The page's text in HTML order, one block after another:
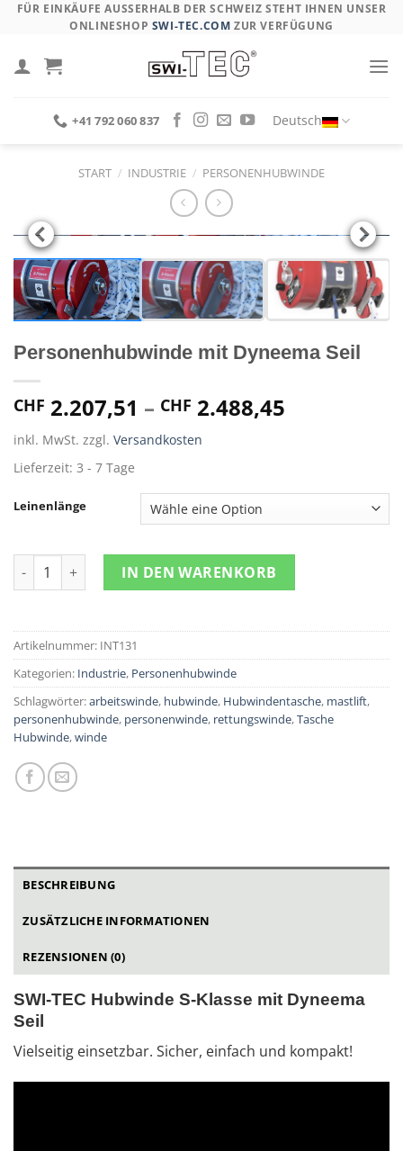
Skip
content
FÜR EINKÄUFE AUSSERHALB DER SCHWEIZ STEHT IHNEN UNSER O
NLINESHOP SWI-TEC.COM ZUR VERFÜGUNG
+41 792 060 837 Deutsch
START / INDUSTRIE / PERSONENHUBWINDE
Personenhubwinde mit Dyneema Seil
CHF 2.207,51 – CHF 2.488,45
inkl. MwSt. zzgl. Versandkosten
Lieferzeit: 3 - 7 Tage
Leinenlänge
Personenhubwinde mit Dyneema Seil Menge
IN DEN WARENKORB
Artikelnummer: INT131
Kategorien: Industrie, Personenhubwinde
Schlagwörter:arbeitswinde, hubwinde, Hubwindentasche, mastlift,
personenhubwinde, personenwinde, rettungswinde,Tasche
Hubwinde,winde
BESCHREIBUNG
ZUSÄTZLICHE INFORMATIONEN
REZENSIONEN (0)
SWI-TEC Hubwinde S-Klasse mit Dyneema
Seil
Vielseitig einsetzbar. Sicher, einfach und kompakt!